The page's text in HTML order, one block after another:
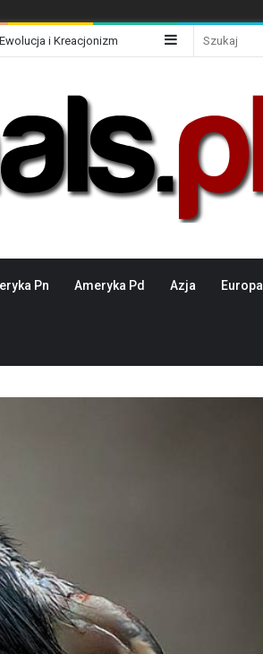
Ewolucja i Kreacjonizm Sidebar
Pn Ameryka Pd Azja Europa